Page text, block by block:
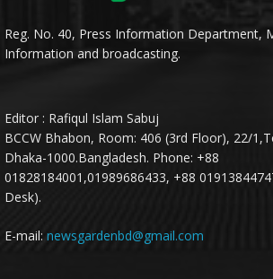
Reg. No. 40, Press Information Department,
Information and broadcasting.
Editor : Rafiqul Islam Sabuj
BCCW Bhabon, Room: 406 (3rd Floor), 22/
Dhaka-1000.Bangladesh. Phone: +88
01828184001,01989686433, +88
Desk).
E-mail: newsgardenbd@gmail.com